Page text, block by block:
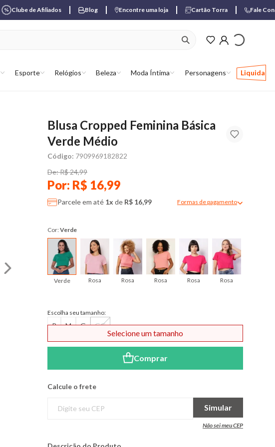
Clube de Afiliados Blog Encontre uma loja Cartão Torra Fale
Esporte Relógios Beleza Moda Íntima Personagens Liquida
ver produtos
Blusa Cropped Feminina Básica
Verde Médio
Código: 7909969182822
De: R$ 24,99
Por: R$ 16,99
Parcele em até 1x de R$ 16,99 Formas de pagamento
Cor:Verde
Verde Rosa Rosa Rosa Rosa Rosa
Escolha seu tamanho:
P M G GG
Comprar
Selecione um tamanho
Calcule o frete
Simular
Não sei meu CEP